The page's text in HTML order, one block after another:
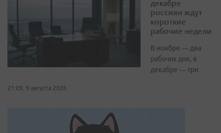
декабре
россиян ждут
короткие
рабочие недели
В ноябре — два
рабочих дня, в
декабре — три
21:09, 9 августа 2026